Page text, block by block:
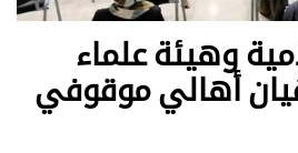
وهيئة علماء
أهالي موقوفي